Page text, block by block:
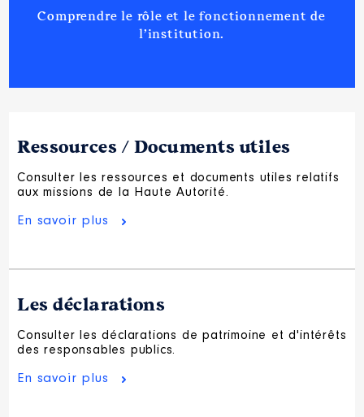
Comprendre le rôle et le fonctionnement de
l’institution.
Ressources / Documents utiles
Consulter les ressources et documents utiles relatifs
aux missions de la Haute Autorité.
En savoir plus
Les déclarations
Consulter les déclarations de patrimoine et d'intérêts
des responsables publics.
En savoir plus